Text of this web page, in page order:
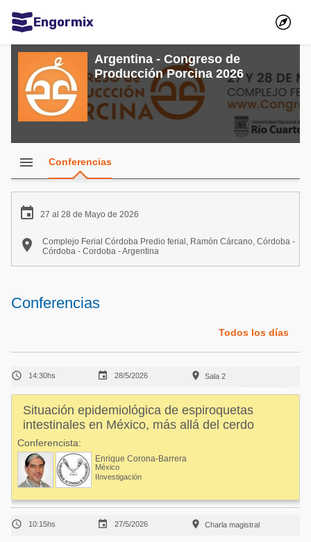
Engormix
Comunidades en español
Agricultura
Balanceados - Piensos
Lechería
Micotoxinas
Mascotas
Avicultura
Porcicultura
Lechería
Balanceados - Piensos
Micotoxinas
Avicultura
Porcicultura
Ganadería
Lechería
Argentina - Congreso de
Producción Porcina 2026
menu Conferencias
 27 al 28 de Mayo de 2026

Complejo Ferial Córdoba Predio ferial, Ramón Cárcano, Córdoba -
Córdoba - Cordoba - Argentina
Conferencias
Todos los días
 14:30hs  28/5/2026  Sala 2
Situación epidemiológica de espiroquetas
intestinales en México, más allá del cerdo
Conferencista:
Enrique Corona-Barrera
México
IInvestigación
 10:15hs  27/5/2026  Charla magistral